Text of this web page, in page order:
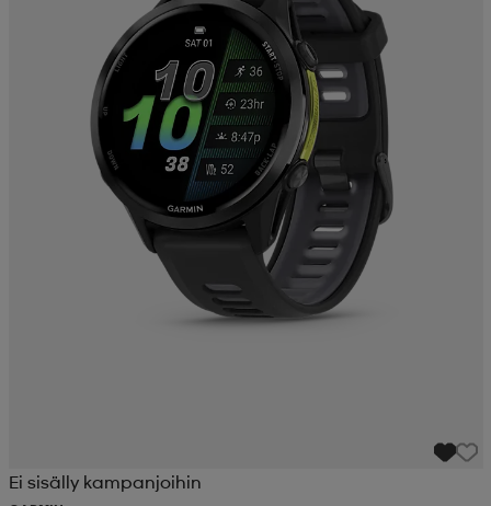
Ei sisälly kampanjoihin